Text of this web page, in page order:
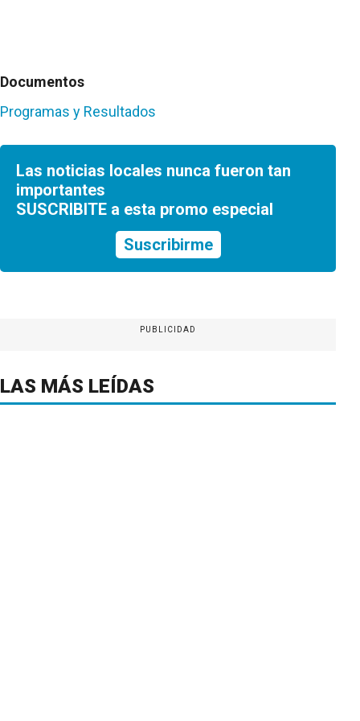
Documentos
Programas y Resultados
Las noticias locales nunca fueron tan
importantes
SUSCRIBITE a esta promo especial
Suscribirme
PUBLICIDAD
LAS MÁS LEÍDAS